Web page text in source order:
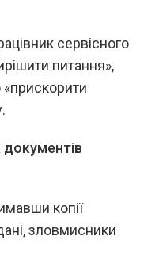
сервісного
питання»,
«прискорити
документів
копії
зловмисники